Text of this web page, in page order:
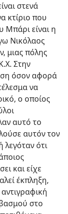
στενά
κτίριο που
Μπάρι είναι η
Νικόλαος
μιας πόλης
Στην
όσον αφορά
να
ο οποίος
αυτό το
αυτόν τον
λεγόταν ότι
και είχε
έκπληξη,
στο